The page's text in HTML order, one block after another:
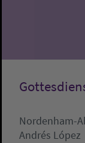
Nordenham-
Andrés López